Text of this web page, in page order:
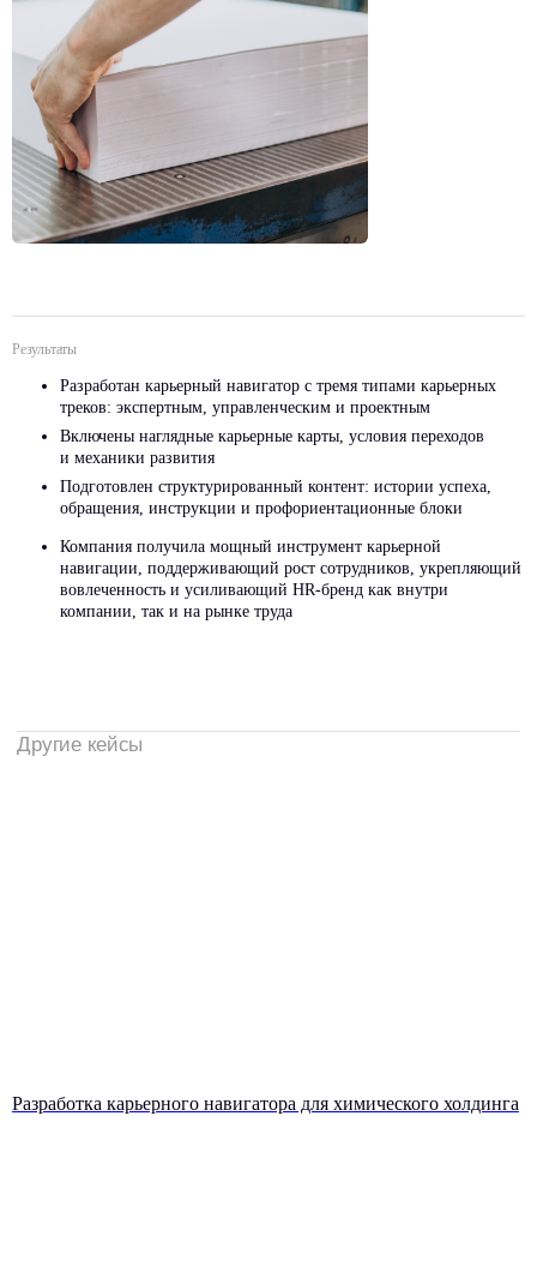
Разработан карьерный навигатор с тремя типами карьерных
треков: экспертным, управленческим и проектным
Включены наглядные карьерные карты, условия переходов
и механики развития
Подготовлен структурированный контент: истории успеха,
Компания получила мощный инструмент карьерной
навигации, поддерживающий рост сотрудников, укрепляющий
вовлеченность и усиливающий HR-бренд как внутри
Другие кейсы
к развитию компании